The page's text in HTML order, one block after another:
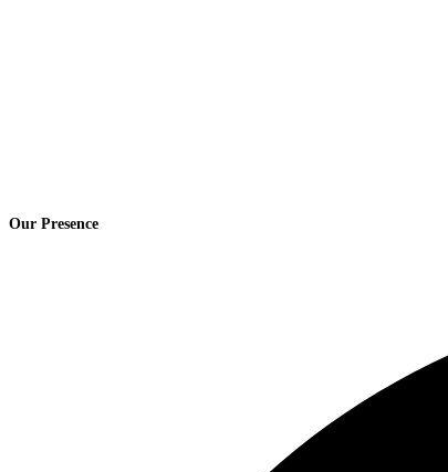
Our Presence